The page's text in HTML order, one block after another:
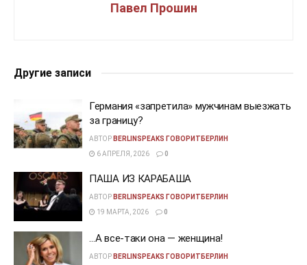
Павел Прошин
Другие записи
Германия «запретила» мужчинам выезжать
за границу?
АВТОР BERLINSPEAKS ГОВОРИТБЕРЛИН
6 АПРЕЛЯ, 2026
0
ПАША ИЗ КАРАБАША
АВТОР BERLINSPEAKS ГОВОРИТБЕРЛИН
19 МАРТА, 2026
0
…А все-таки она — женщина!
АВТОР BERLINSPEAKS ГОВОРИТБЕРЛИН